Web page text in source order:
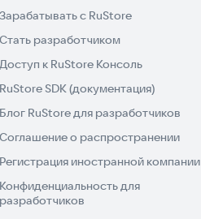
Зарабатывать с RuStore
Стать разработчиком
Доступ к RuStore Консоль
RuStore SDK (документация)
Блог RuStore для разработчиков
Соглашение о распространении
Регистрация иностранной компании
Конфиденциальность для
разработчиков